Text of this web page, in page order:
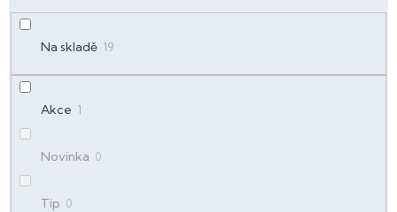
u
k
ů
Na skladě 19
Akce 1
Novinka 0
Tip 0